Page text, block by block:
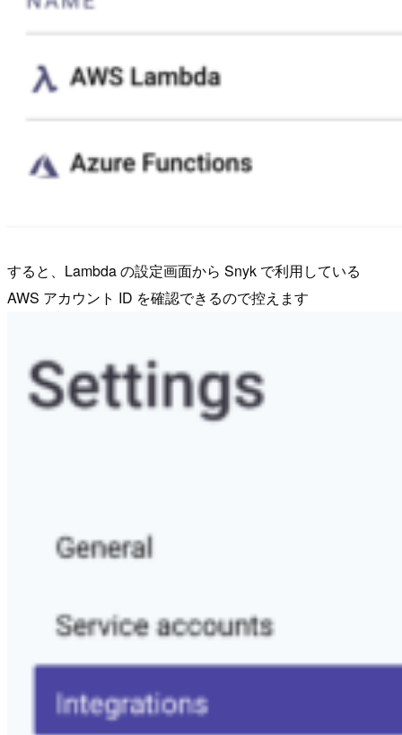
すると、Lambda の設定画面から Snyk で利用している
AWS アカウント ID を確認できるので控えます